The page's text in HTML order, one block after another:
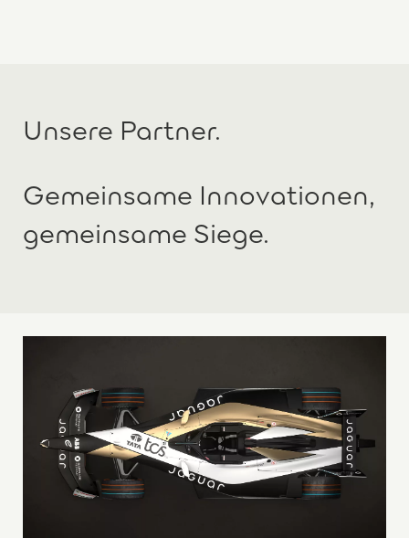
Unsere Partner.
Gemeinsame Innovationen,
gemeinsame Siege.